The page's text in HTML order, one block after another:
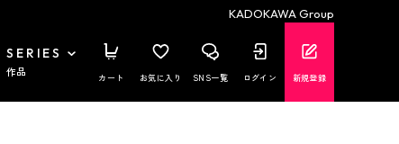
KADOKAWA Group
SERIES
作品 カート お気に入り SNS一覧 ログイン 新規登録